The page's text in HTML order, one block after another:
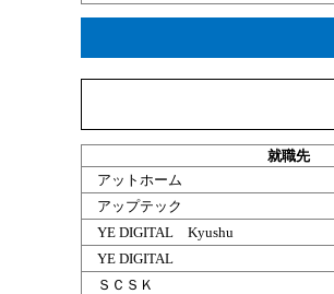
就職先
アットホーム
アップテック
YE DIGITAL Kyushu
YE DIGITAL
ＳＣＳＫ